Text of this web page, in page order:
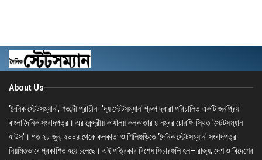
About Us
'দৈনিক স্টেটসম্যান', শতাব্দী প্রাচীন- 'দ্য স্টেটসম্যান' গ্রুপ দ্বারা পরিচালিত একটি জনপ্রিয়
বাংলা দৈনিক সংবাদপত্র। এর কেন্দ্রীয় কার্যালয় কলকাতার ৪ নম্বর চৌরঙ্গি-স্থিত 'স্টেটসম্যান
হাউস'। গত ২৮ জুন, ২০০৪ থেকে কলকাতা ও শিলিগুড়িতে 'দৈনিক স্টেটসম্যান' সংবাদপত্র
নিয়মিতভাবে প্রকাশিত হয়ে চলেছে। এই পত্রিকার বিশেষ ফিচারগুলি হল– রাজ্য, দেশ ও বিদেশের